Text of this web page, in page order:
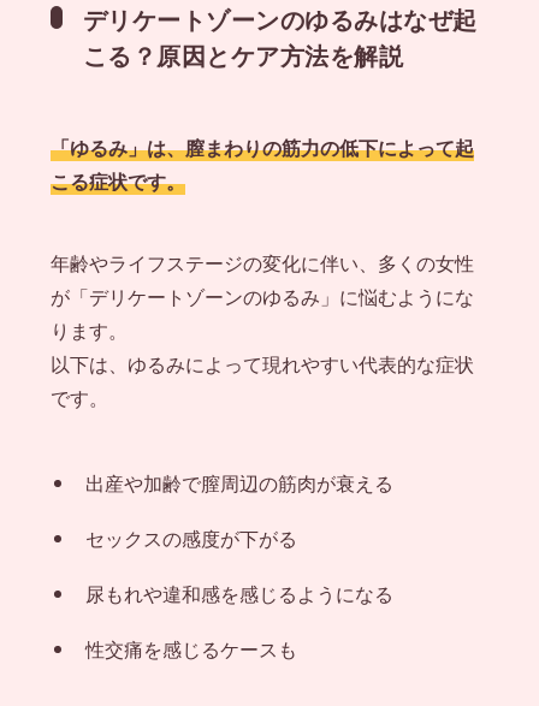
デリケートゾーンのゆるみはなぜ起
こる？原因とケア方法を解説
「ゆるみ」は、膣まわりの筋力の低下によって起
こる症状です。
年齢やライフステージの変化に伴い、多くの女性
が「デリケートゾーンのゆるみ」に悩むようにな
ります。
以下は、ゆるみによって現れやすい代表的な症状
です。
出産や加齢で膣周辺の筋肉が衰える
セックスの感度が下がる
尿もれや違和感を感じるようになる
性交痛を感じるケースも